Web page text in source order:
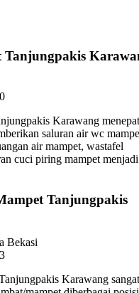
Tanjungpakis
Karawang
saluran air wc
air mampet, wastafel
cuci piring mampet menjadi
Tanjungpakis
Bekasi
Karawang sangat